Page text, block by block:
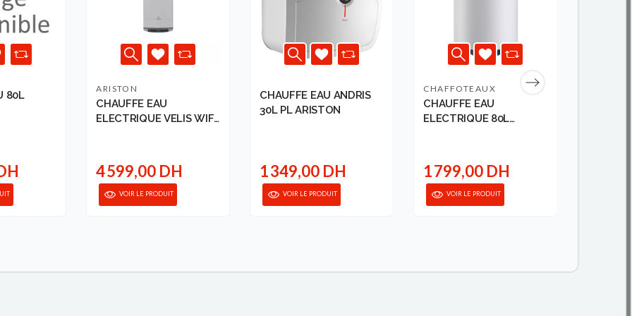
80L
ARISTON
CHAUFFE EAU
ELECTRIQUE VELIS WIFI
4 599,00 DH
VOIR LE PRODUIT
CHAUFFE EAU ANDRIS
30L PL ARISTON
1 349,00 DH
VOIR LE PRODUIT
CHAFFOTEAUX
CHAUFFE EAU
ELECTRIQUE 80L
1 799,00 DH
VOIR LE PRODUIT